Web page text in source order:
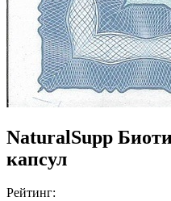
NaturalSupp
капсул
Рейтинг: